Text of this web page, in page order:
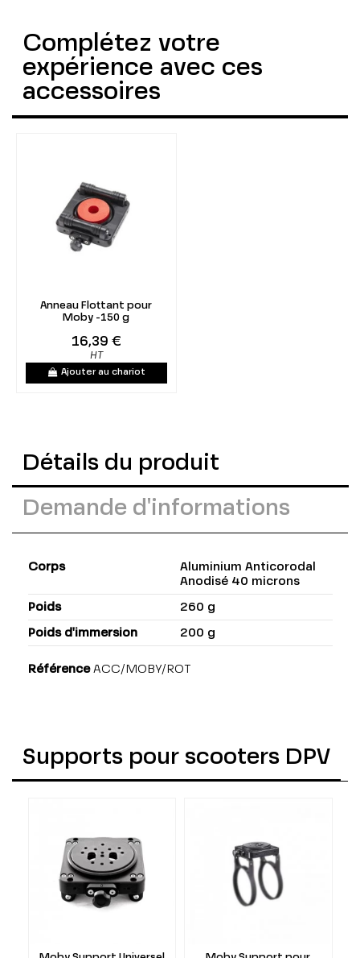
Complétez votre
expérience avec ces
accessoires
Anneau Flottant pour
Moby -150 g
16,39 €
HT
Ajouter au chariot
Détails du produit
Demande d'informations
Corps
Aluminium Anticorodal
Anodisé 40 microns
Poids 260 g
Poids d'immersion 200 g
Référence ACC/MOBY/ROT
Supports pour scooters DPV